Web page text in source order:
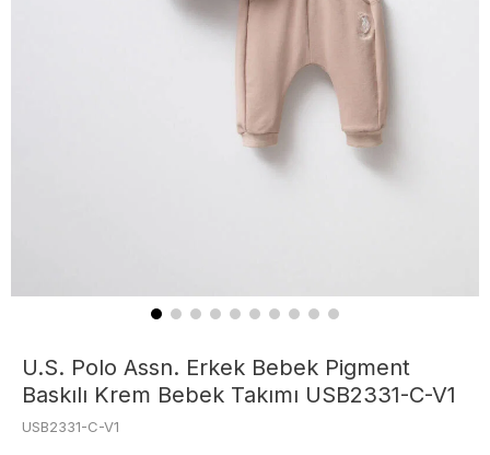
U.S. Polo Assn. Erkek Bebek Pigment
Baskılı Krem Bebek Takımı USB2331-C-V1
USB2331-C-V1